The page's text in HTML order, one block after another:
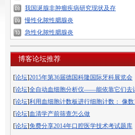
我国涎腺非肿瘤疾病研究现状及存
慢性化脓性腮腺炎
急性化脓性腮腺炎
博客论坛推荐
[论坛]2015年第36届德国科隆国际牙科展览会
[论坛]全自动血细胞分析仪——能依靠它们去
[论坛]利用血细胞计数板进行细胞计数： 像数
[论坛]血清学产前筛查怎么做
[论坛]免费分享2014年口腔医学技术考试题库